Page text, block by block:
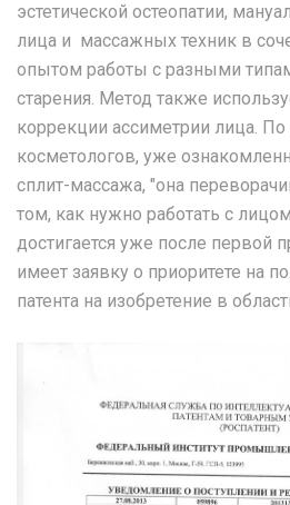
эстетической остеопатии,
лица и массажных техник в
опытом работы с разными
старения. Метод также
коррекции ассиметрии лица.
косметологов, уже
сплит-массажа, "она
том, как нужно работать с
достигается уже после первой
имеет заявку о приоритете на
патента на изобретение в